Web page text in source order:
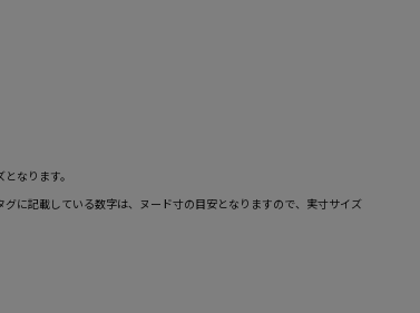
なります。
に記載している数字は、ヌード寸の目安となりますので、実寸サイズ